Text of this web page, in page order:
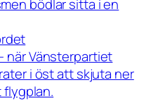
bödlar sitta i en
när Vänsterpartiet
i öst att skjuta ner